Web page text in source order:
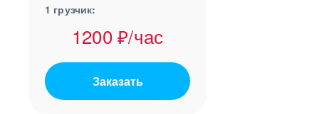
1 грузчик:
1200 ₽/час
Заказать